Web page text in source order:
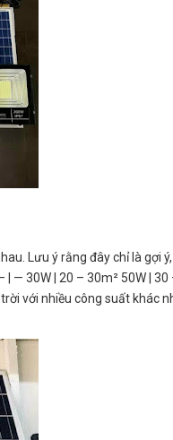
Lưu ý rằng đây chỉ là gợi
— 30W | 20 – 30m² 50W |
với nhiều công suất khác